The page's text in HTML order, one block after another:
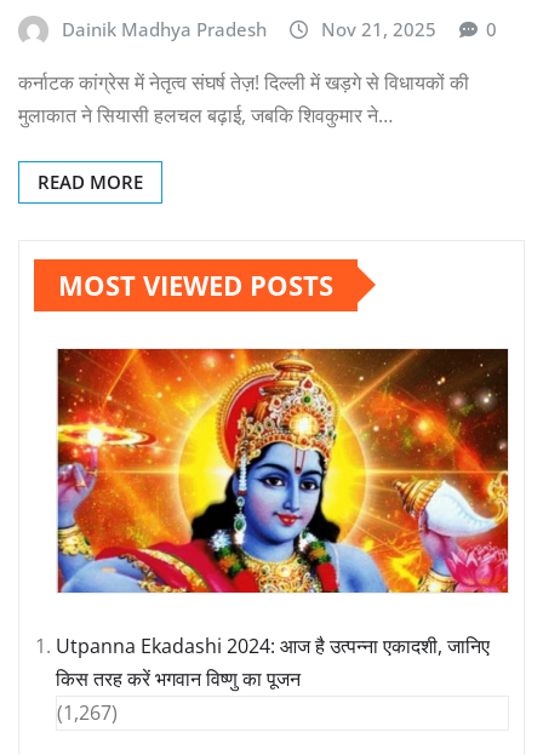
Dainik Madhya Pradesh Nov 21, 2025 0
कर्नाटक कांग्रेस में नेतृत्व संघर्ष तेज़! दिल्ली में खड़गे से विधायकों की
मुलाकात ने सियासी हलचल बढ़ाई, जबकि शिवकुमार ने…
READ MORE
MOST VIEWED POSTS
Utpanna Ekadashi 2024: आज है उत्पन्ना एकादशी, जानिए
किस तरह करें भगवान विष्णु का पूजन
(1,267)